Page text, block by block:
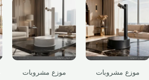
موزع مشروبات
موزع مشروبات